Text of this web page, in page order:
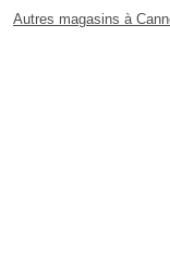
Autres magasins à